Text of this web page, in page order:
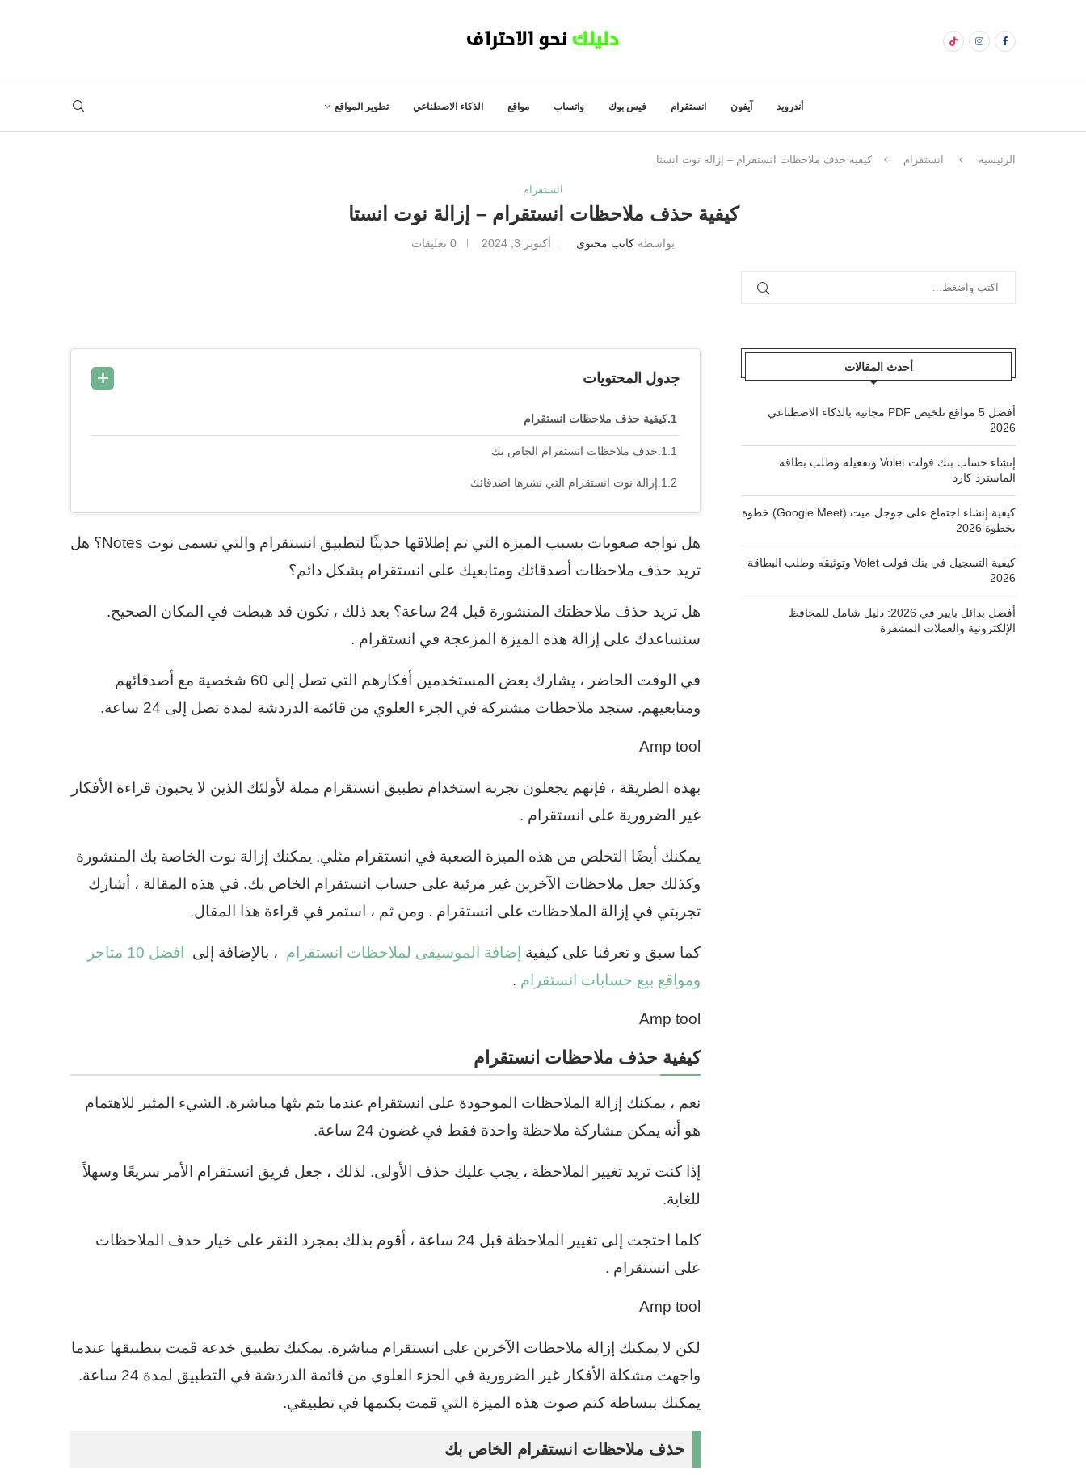
أندرويد آيفون انستقرام فيس بوك واتساب مواقع الذكاء الاصطناعي تطوير المواقع
الرئيسية انستقرام كيفية حذف ملاحظات انستقرام – إزالة نوت انستا
انستقرام
كيفية حذف ملاحظات انستقرام – إزالة نوت انستا
بواسطة كاتب محتوى أكتوبر 3, 2024 0 تعليقات
جدول المحتويات
كيفية حذف ملاحظات انستقرام
حذف ملاحظات انستقرام الخاص بك
إزالة نوت انستقرام التي نشرها اصدقائك
هل تواجه صعوبات بسبب الميزة التي تم إطلاقها حديثًا لتطبيق انستقرام والتي تسمى نوت Notes؟ هل
تريد حذف ملاحظات أصدقائك ومتابعيك على انستقرام بشكل دائم؟
هل تريد حذف ملاحظتك المنشورة قبل 24 ساعة؟ بعد ذلك ، تكون قد هبطت في المكان الصحيح.
سنساعدك على إزالة هذه الميزة المزعجة في انستقرام .
في الوقت الحاضر ، يشارك بعض المستخدمين أفكارهم التي تصل إلى 60 شخصية مع أصدقائهم
ومتابعيهم. ستجد ملاحظات مشتركة في الجزء العلوي من قائمة الدردشة لمدة تصل إلى 24 ساعة.
Amp tool
بهذه الطريقة ، فإنهم يجعلون تجربة استخدام تطبيق انستقرام مملة لأولئك الذين لا يحبون قراءة الأفكار
غير الضرورية على انستقرام .
يمكنك أيضًا التخلص من هذه الميزة الصعبة في انستقرام مثلي. يمكنك إزالة نوت الخاصة بك المنشورة
وكذلك جعل ملاحظات الآخرين غير مرئية على حساب انستقرام الخاص بك. في هذه المقالة ، أشارك
تجربتي في إزالة الملاحظات على انستقرام . ومن ثم ، استمر في قراءة هذا المقال.
كما سبق و تعرفنا على كيفية إضافة الموسيقى لملاحظات انستقرام ، بالإضافة إلى
افضل 10 متاجر
ومواقع بيع حسابات انستقرام .
Amp tool
كيفية حذف ملاحظات انستقرام
نعم ، يمكنك إزالة الملاحظات الموجودة على انستقرام عندما يتم بثها مباشرة. الشيء المثير للاهتمام
هو أنه يمكن مشاركة ملاحظة واحدة فقط في غضون 24 ساعة.
إذا كنت تريد تغيير الملاحظة ، يجب عليك حذف الأولى. لذلك ، جعل فريق انستقرام الأمر سريعًا وسهلاً
للغاية.
كلما احتجت إلى تغيير الملاحظة قبل 24 ساعة ، أقوم بذلك بمجرد النقر على خيار حذف الملاحظات
على انستقرام .
Amp tool
لكن لا يمكنك إزالة ملاحظات الآخرين على انستقرام مباشرة. يمكنك تطبيق خدعة قمت بتطبيقها عندما
واجهت مشكلة الأفكار غير الضرورية في الجزء العلوي من قائمة الدردشة في التطبيق لمدة 24 ساعة.
يمكنك ببساطة كتم صوت هذه الميزة التي قمت بكتمها في تطبيقي.
حذف ملاحظات انستقرام الخاص بك
أحدث المقالات
أفضل 5 مواقع تلخيص PDF مجانية بالذكاء الاصطناعي
2026
إنشاء حساب بنك فولت Volet وتفعيله وطلب بطاقة
الماسترد كارد
كيفية إنشاء اجتماع على جوجل ميت (Google Meet) خطوة
بخطوة 2026
كيفية التسجيل في بنك فولت Volet وتوثيقه وطلب البطاقة
2026
أفضل بدائل بايير في 2026: دليل شامل للمحافظ
الإلكترونية والعملات المشفرة